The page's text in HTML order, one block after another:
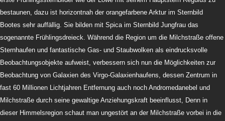
bestaunen, dazu ist horizontnah der orangefarbene Arktur im Sternbild
Bootes sehr auffällig. Sie bilden mit Spica im Sternbild Jungfrau das
sogenannte Frühlingsdreieck. Während die Region um die Milchstraße offene
Sternhaufen und fantastische Gas- und Staubwolken als eindrucksvolle
Beobachtungsobjekte aufweist, verbessern sich nun die Möglichkeiten zur
Beobachtung von Galaxien des Virgo-Galaxienhaufens, dessen Zentrum in
fast 60 Millionen Lichtjahren Entfernung auch noch Andromedanebel und
Milchstraße durch seine gewaltige Anziehungskraft beeinflusst, Denn in
dieser Himmelsregion schaut man ungestört an der Milchstraße vorbei in die